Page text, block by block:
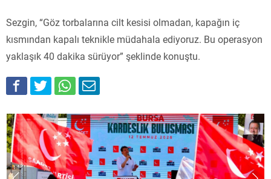
Sezgin, “Göz torbalarına cilt kesisi olmadan, kapağın iç
kısmından kapalı teknikle müdahala ediyoruz. Bu operasyon
yaklaşık 40 dakika sürüyor” şeklinde konuştu.